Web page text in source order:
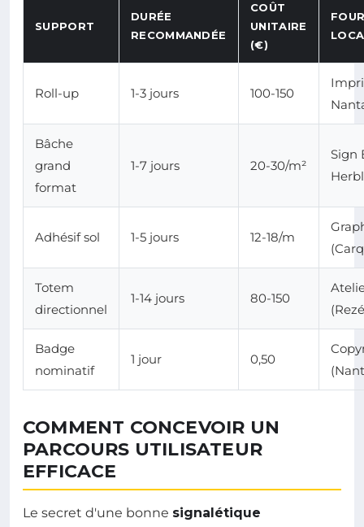
SUPPORT
DURÉE
RECOMMANDÉE
COÛT
UNITAIRE
(€)
Roll-up 1-3 jours 100-150
Bâche
grand
format
1-7 jours 20-30/m²
Sign
Adhésif sol 1-5 jours 12-18/m
Totem
directionnel
1-14 jours 80-150
Badge
nominatif
1 jour 0,50
COMMENT CONCEVOIR UN
PARCOURS UTILISATEUR
EFFICACE
Le secret d'une bonne signalétique